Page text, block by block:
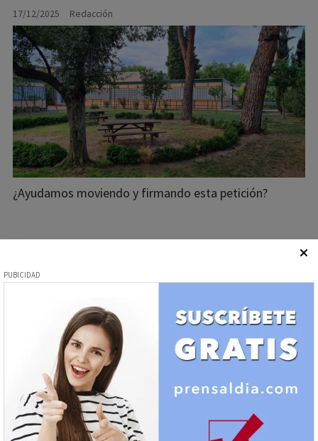
Redacción
17/12/2025
¿Ayudamos moviendo y firmando esta petición?
¿Qué está pasando en el CEIP
Ciudad de Jaén?
Redacción